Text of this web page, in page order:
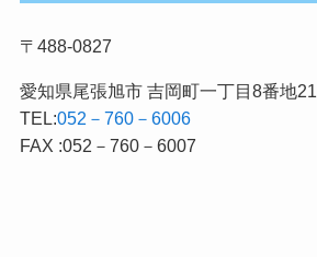
〒488-0827
愛知県尾張旭市 吉岡町一丁目8番地21
TEL:052－760－6006
FAX :052－760－6007